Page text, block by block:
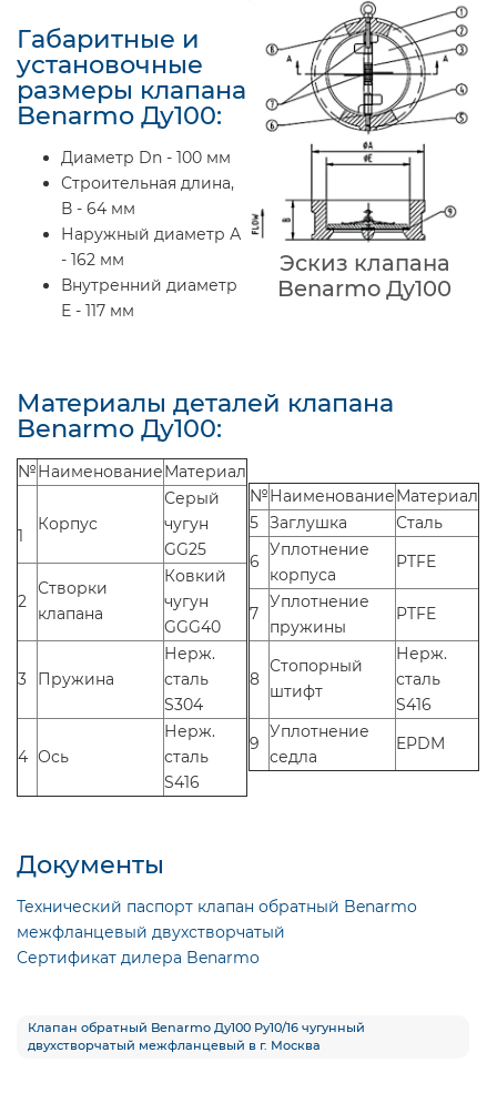
Габаритные и
установочные
размеры клапана
Benarmo Ду100:
Диаметр Dn - 100 мм
Строительная длина,
В - 64 мм
Наружный диаметр А
- 162 мм
Внутренний диаметр
Е - 117 мм
Эскиз клапана
Benarmo Ду100
Материалы деталей клапана
Benarmo Ду100:
№НаименованиеМатериал
1
Корпус
Серый
чугун
GG25
2
Створки
клапана
Ковкий
чугун
GGG40
3 Пружина
Нерж.
сталь
S304
4 Ось
Нерж.
сталь
S416
№НаименованиеМатериал
5 Заглушка
Сталь
6
Уплотнение
корпуса
PTFE
7
Уплотнение
пружины
PTFE
8
Стопорный
штифт
Нерж.
сталь
S416
9
Уплотнение
седла
EPDM
Документы
Технический паспорт клапан обратный Benarmo
межфланцевый двухстворчатый
Сертификат дилера Benarmo
Клапан обратный Benarmo Ду100 Ру10/16 чугунный
двухстворчатый межфланцевый в г. Москва